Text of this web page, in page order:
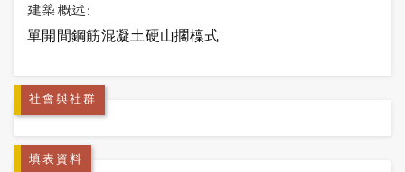
建築概述:
單開間鋼筋混凝土硬山擱檁式
社會與社群
填表資料